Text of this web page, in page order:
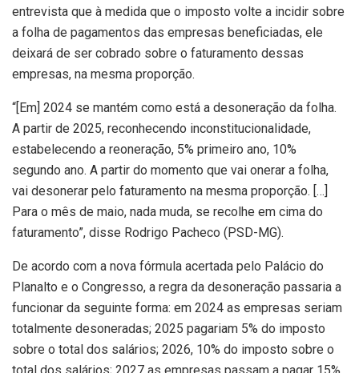
entrevista que à medida que o imposto volte a incidir sobre
a folha de pagamentos das empresas beneficiadas, ele
deixará de ser cobrado sobre o faturamento dessas
empresas, na mesma proporção.
“[Em] 2024 se mantém como está a desoneração da folha.
A partir de 2025, reconhecendo inconstitucionalidade,
estabelecendo a reoneração, 5% primeiro ano, 10%
segundo ano. A partir do momento que vai onerar a folha,
vai desonerar pelo faturamento na mesma proporção. […]
Para o mês de maio, nada muda, se recolhe em cima do
faturamento”, disse Rodrigo Pacheco (PSD-MG).
De acordo com a nova fórmula acertada pelo Palácio do
Planalto e o Congresso, a regra da desoneração passaria a
funcionar da seguinte forma: em 2024 as empresas seriam
totalmente desoneradas; 2025 pagariam 5% do imposto
sobre o total dos salários; 2026, 10% do imposto sobre o
total dos salários; 2027 as empresas passam a pagar 15%